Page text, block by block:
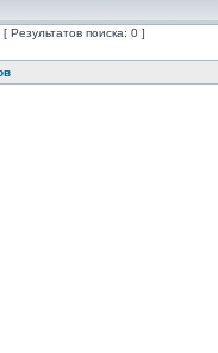
[ Результатов поиска: 0 ]